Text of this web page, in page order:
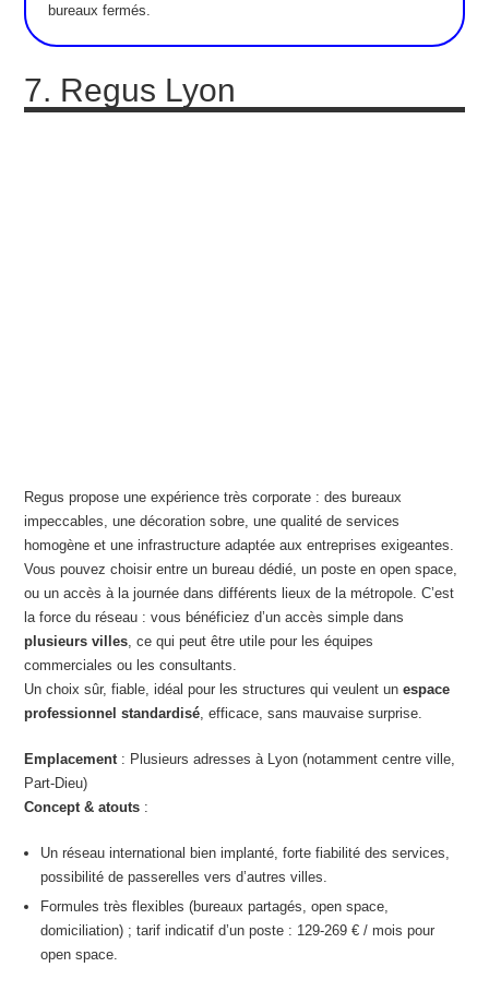
bureaux fermés.
7. Regus Lyon
Regus propose une expérience très corporate : des bureaux
impeccables, une décoration sobre, une qualité de services
homogène et une infrastructure adaptée aux entreprises exigeantes.
Vous pouvez choisir entre un bureau dédié, un poste en open space,
ou un accès à la journée dans différents lieux de la métropole. C’est
la force du réseau : vous bénéficiez d’un accès simple dans
plusieurs villes, ce qui peut être utile pour les équipes
commerciales ou les consultants.
Un choix sûr, fiable, idéal pour les structures qui veulent unespace
professionnel standardisé, efficace, sans mauvaise surprise.
Emplacement: Plusieurs adresses à Lyon (notamment centre ville,
Part-Dieu)
Concept & atouts :
Un réseau international bien implanté, forte fiabilité des services,
possibilité de passerelles vers d’autres villes.
Formules très flexibles (bureaux partagés, open space,
domiciliation) ; tarif indicatif d’un poste : 129-269 € / mois pour
open space.